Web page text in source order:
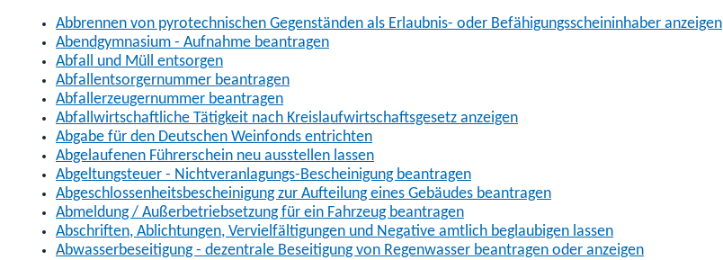
Abbrennen von pyrotechnischen Gegenständen als Erlaubnis- oder Befähigungsscheininhaber anzeigen
Abendgymnasium - Aufnahme beantragen
Abfall und Müll entsorgen
Abfallentsorgernummer beantragen
Abfallerzeugernummer beantragen
Abfallwirtschaftliche Tätigkeit nach Kreislaufwirtschaftsgesetz anzeigen
Abgabe für den Deutschen Weinfonds entrichten
Abgelaufenen Führerschein neu ausstellen lassen
Abgeltungsteuer - Nichtveranlagungs-Bescheinigung beantragen
Abgeschlossenheitsbescheinigung zur Aufteilung eines Gebäudes beantragen
Abmeldung / Außerbetriebsetzung für ein Fahrzeug beantragen
Abschriften, Ablichtungen, Vervielfältigungen und Negative amtlich beglaubigen lassen
Abwasserbeseitigung - dezentrale Beseitigung von Regenwasser beantragen oder anzeigen